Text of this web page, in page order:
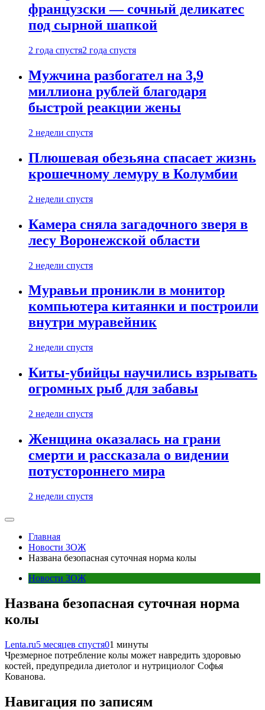
французски — сочный деликатес
под сырной шапкой
2 года спустя2 года спустя
Мужчина разбогател на 3,9
миллиона рублей благодаря
быстрой реакции жены
2 недели спустя
Плюшевая обезьяна спасает жизнь
крошечному лемуру в Колумбии
2 недели спустя
Камера сняла загадочного зверя в
лесу Воронежской области
2 недели спустя
Муравьи проникли в монитор
компьютера китаянки и построили
внутри муравейник
2 недели спустя
Киты-убийцы научились взрывать
огромных рыб для забавы
2 недели спустя
Женщина оказалась на грани
смерти и рассказала о видении
потустороннего мира
2 недели спустя
Главная
Новости ЗОЖ
Названа безопасная суточная норма колы
Новости ЗОЖ
Названа безопасная суточная норма
колы
Lenta.ru5 месяцев спустя01 минуты
Чрезмерное потребление колы может навредить здоровью
костей, предупредила диетолог и нутрициолог Софья
Кованова.
Навигация по записям